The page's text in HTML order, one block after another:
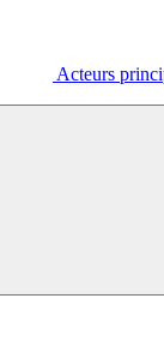
Acteurs